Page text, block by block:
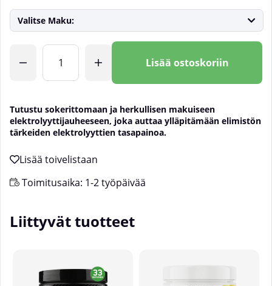
Valitse Maku:
Lisää ostoskoriin
Tutustu sokerittomaan ja herkullisen makuiseen
elektrolyyttijauheeseen, joka auttaa ylläpitämään elimistön
tärkeiden elektrolyyttien tasapainoa.
Toimitusaika: 1-2 työpäivää
Liittyvät tuotteet